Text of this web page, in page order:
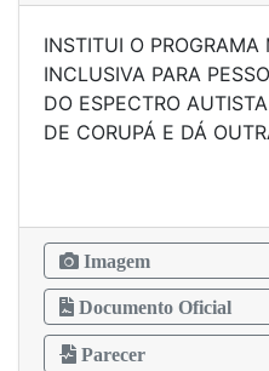
INSTITUI O
INCLUSIVA PARA
DO ESPECTRO
DE CORUPÁ E DÁ
Imagem
Documento Oficial
Parecer